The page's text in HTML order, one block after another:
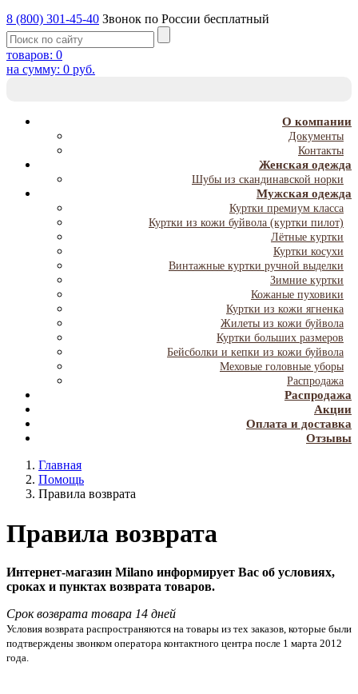
8 (800) 301-45-40 Звонок по России бесплатный
товаров: 0
на сумму: 0 руб.
О компании
Документы
Контакты
Женская одежда
Шубы из скандинавской норки
Мужская одежда
Куртки премиум класса
Куртки из кожи буйвола (куртки пилот)
Лётные куртки
Куртки косухи
Винтажные куртки ручной выделки
Зимние куртки
Кожаные пуховики
Куртки из кожи ягненка
Жилеты из кожи буйвола
Куртки больших размеров
Бейсболки и кепки из кожи буйвола
Меховые головные уборы
Распродажа
Распродажа
Акции
Оплата и доставка
Отзывы
Главная
Помощь
Правила возврата
Правила возврата
Интернет-магазин Milano информирует Вас об условиях,
сроках и пунктах возврата товаров.
Срок возврата товара 14 дней
Условия возврата распространяются на товары из тех заказов, которые были
подтверждены звонком оператора контактного центра после 1 марта 2012
года.